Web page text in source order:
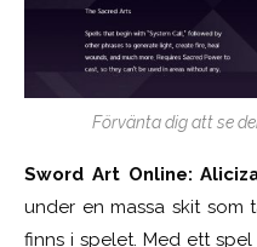
Förvänta dig att se
Sword Art Online:
under en massa skit som
finns i spelet. Med ett